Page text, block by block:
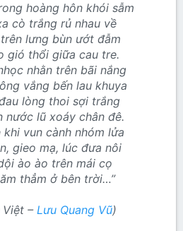
hoàng hôn khói sẫm
cò trắng rủ nhau về
lưng bùn ướt đẫm
gió thổi giữa cau tre.
nhằn trên bãi nắng
vắng bến lau khuya
lòng thoi sợi trắng
nước lũ xoáy chân đê.
khi vun cành nhóm lửa
gieo mạ, lúc đưa nôi
ào ào trên mái cọ
thẳm ở bên trời…”
Việt – Lưu Quang Vũ)